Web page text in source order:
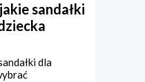
sandałki
dla